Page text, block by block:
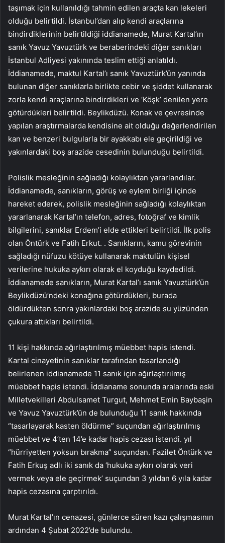
taşımak için kullanıldığı tahmin edilen araçta kan lekeleri
olduğu belirtildi. İstanbul’dan alıp kendi araçlarına
bindirdiklerinin belirtildiği iddianamede, Murat Kartal’ın
sanık Yavuz Yavuztürk ve beraberindeki diğer sanıkları
İstanbul Adliyesi yakınında teslim ettiği anlatıldı.
İddianamede, maktul Kartal’ı sanık Yavuztürk’ün yanında
bulunan diğer sanıklarla birlikte cebir ve şiddet kullanarak
zorla kendi araçlarına bindirdikleri ve ‘Köşk’ denilen yere
götürdükleri belirtildi. Beylikdüzü. Konak ve çevresinde
yapılan araştırmalarda kendisine ait olduğu değerlendirilen
kan ve benzeri bulgularla bir ayakkabı ele geçirildiği ve
yakınlardaki boş arazide cesedinin bulunduğu belirtildi.
Polislik mesleğinin sağladığı kolaylıktan yararlandılar.
İddianamede, sanıkların, görüş ve eylem birliği içinde
hareket ederek, polislik mesleğinin sağladığı kolaylıktan
yararlanarak Kartal’ın telefon, adres, fotoğraf ve kimlik
bilgilerini, sanıklar Erdem’i elde ettikleri belirtildi. İlk polis
olan Öntürk ve Fatih Erkut. . Sanıkların, kamu görevinin
sağladığı nüfuzu kötüye kullanarak maktulün kişisel
verilerine hukuka aykırı olarak el koyduğu kaydedildi.
İddianamede sanıkların, Murat Kartal’ı sanık Yavuztürk’ün
Beylikdüzü’ndeki konağına götürdükleri, burada
öldürdükten sonra yakınlardaki boş arazide su yüzünden
çukura attıkları belirtildi.
11 kişi hakkında ağırlaştırılmış müebbet hapis istendi.
Kartal cinayetinin sanıklar tarafından tasarlandığı
belirlenen iddianamede 11 sanık için ağırlaştırılmış
müebbet hapis istendi. İddianame sonunda aralarında eski
Milletvekilleri Abdulsamet Turgut, Mehmet Emin Baybaşin
ve Yavuz Yavuztürk’ün de bulunduğu 11 sanık hakkında
“tasarlayarak kasten öldürme” suçundan ağırlaştırılmış
müebbet ve 4’ten 14’e kadar hapis cezası istendi. yıl
“hürriyetten yoksun bırakma” suçundan. Fazilet Öntürk ve
Fatih Erkuş adlı iki sanık da ‘hukuka aykırı olarak veri
vermek veya ele geçirmek’ suçundan 3 yıldan 6 yıla kadar
hapis cezasına çarptırıldı.
Murat Kartal’ın cenazesi, günlerce süren kazı çalışmasının
ardından 4 Şubat 2022’de bulundu.